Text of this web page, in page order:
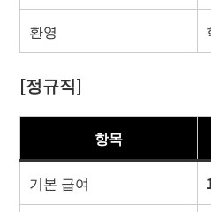
환영
[정규직]
항목
기본 급여